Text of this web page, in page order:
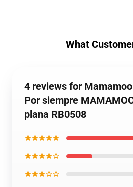
What
4 reviews for
Por siempre
plana RB0508
★★★★★
★★★★☆
★★★☆☆